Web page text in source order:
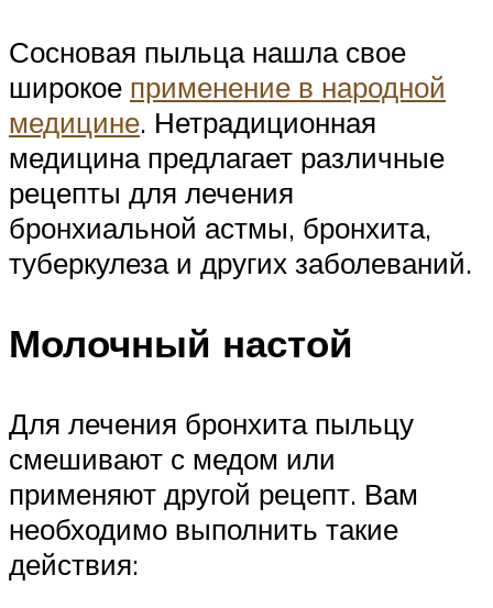
Сосновая пыльца нашла свое
широкое применение в народной
медицине. Нетрадиционная
медицина предлагает различные
рецепты для лечения
бронхиальной астмы, бронхита,
туберкулеза и других заболеваний.
Молочный настой
Для лечения бронхита пыльцу
смешивают с медом или
применяют другой рецепт. Вам
необходимо выполнить такие
действия: